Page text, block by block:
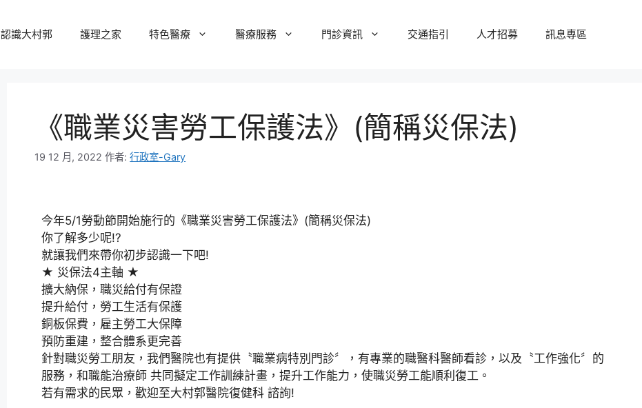
認識大村郭 護理之家 特色醫療 醫療服務 門診資訊 交通指引 人才招募 訊息專區
《職業災害勞工保護法》(簡稱災保法)
19 12 月, 2022 作者:行政室-Gary
今年5/1勞動節開始施行的《職業災害勞工保護法》(簡稱災保法)
你了解多少呢!?
就讓我們來帶你初步認識一下吧!
★ 災保法4主軸 ★
擴大納保，職災給付有保證
提升給付，勞工生活有保護
銅板保費，雇主勞工大保障
預防重建，整合體系更完善
針對職災勞工朋友，我們醫院也有提供〝職業病特別門診〞，有專業的職醫科醫師看診，以及〝工作強化〞的
服務，和職能治療師 共同擬定工作訓練計畫，提升工作能力，使職災勞工能順利復工。
若有需求的民眾，歡迎至大村郭醫院復健科 諮詢!